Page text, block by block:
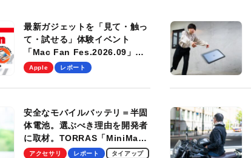
最新ガジェットを「見て・触っ
て・試せる」体験イベント
「Mac Fan Fes.2026.09」
を、9月26日（土）に開催しま
Apple レポート
安全なモバイルバッテリ＝半固
体電池。選ぶべき理由を開発者
に取材。TORRAS「MiniMag
Pro」の実機レビューも
アクセサリ レポート タイアップ